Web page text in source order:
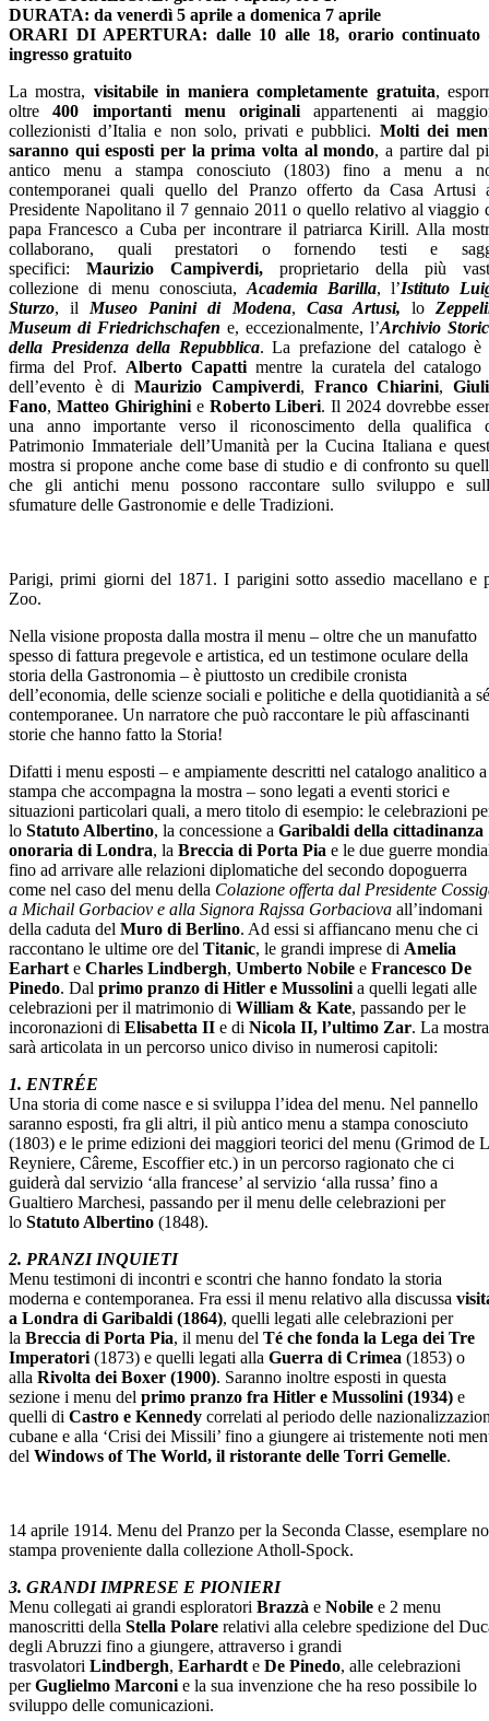
DURATA: da venerdì 5 aprile a domenica 7 aprile
ORARI DI APERTURA: dalle 10 alle 18, orario continuato
ingresso gratuito
La mostra, visitabile in maniera completamente gratuita,
oltre400 importanti menu originali appartenenti ai
collezionisti d’Italia e non solo, privati e pubblici. Molti dei
saranno qui esposti per la prima volta al mondo, a partire dal
antico menu a stampa conosciuto (1803) fino a menu a
contemporanei quali quello del Pranzo offerto da Casa Artusi
Presidente Napolitano il 7 gennaio 2011 o quello relativo al viaggio
papa Francesco a Cuba per incontrare il patriarca Kirill. Alla
collaborano, quali prestatori o fornendo testi e
specifici: Maurizio Campiverdi, proprietario della più
collezione di menu conosciuta, Academia Barilla, l’Istituto
Sturzo, il Museo Panini di Modena, Casa Artusi, lo
Museum di Friedrichschafen e, eccezionalmente, l’Archivio
della Presidenza della Repubblica. La prefazione del catalogo è
firma del Prof. Alberto Capatti mentre la curatela del catalogo
dell’evento è di Maurizio Campiverdi, Franco Chiarini,
Fano, Matteo Ghirighinie Roberto Liberi. Il 2024 dovrebbe
una anno importante verso il riconoscimento della qualifica
Patrimonio Immateriale dell’Umanità per la Cucina Italiana e
mostra si propone anche come base di studio e di confronto su
che gli antichi menu possono raccontare sullo sviluppo e
sfumature delle Gastronomie e delle Tradizioni.
Parigi, primi giorni del 1871. I parigini sotto assedio macellano e
Zoo.
Nella visione proposta dalla mostra il menu – oltre che un manufatto
spesso di fattura pregevole e artistica, ed un testimone oculare della
storia della Gastronomia – è piuttosto un credibile cronista
dell’economia, delle scienze sociali e politiche e della quotidianità a sé
contemporanee. Un narratore che può raccontare le più affascinanti
storie che hanno fatto la Storia!
Difatti i menu esposti – e ampiamente descritti nel catalogo analitico a
stampa che accompagna la mostra – sono legati a eventi storici e
situazioni particolari quali, a mero titolo di esempio: le celebrazioni
lo Statuto Albertino, la concessione a Garibaldi della cittadinanza
onoraria di Londra, la Breccia di Porta Pia e le due guerre
fino ad arrivare alle relazioni diplomatiche del secondo dopoguerra
come nel caso del menu della Colazione offerta dal Presidente
a Michail Gorbaciov e alla Signora Rajssa Gorbaciova all’indomani
della caduta del Muro di Berlino. Ad essi si affiancano menu che ci
raccontano le ultime ore del Titanic, le grandi imprese di Amelia
Earhart e Charles Lindbergh, Umberto Nobile e Francesco De
Pinedo. Dal primo pranzo di Hitler e Mussolini a quelli legati alle
celebrazioni per il matrimonio di William & Kate, passando per le
incoronazioni di Elisabetta II e di Nicola II, l’ultimo Zar. La mostra
sarà articolata in un percorso unico diviso in numerosi capitoli:
1. ENTRÉE
Una storia di come nasce e si sviluppa l’idea del menu. Nel pannello
saranno esposti, fra gli altri, il più antico menu a stampa conosciuto
(1803) e le prime edizioni dei maggiori teorici del menu (Grimod de
Reyniere, Câreme, Escoffier etc.) in un percorso ragionato che ci
guiderà dal servizio ‘alla francese’ al servizio ‘alla russa’ fino a
Gualtiero Marchesi, passando per il menu delle celebrazioni per
lo Statuto Albertino (1848).
2. PRANZI INQUIETI
Menu testimoni di incontri e scontri che hanno fondato la storia
moderna e contemporanea. Fra essi il menu relativo alla discussa
a Londra di Garibaldi (1864), quelli legati alle celebrazioni per
la Breccia di Porta Pia, il menu del Té che fonda la Lega dei Tre
Imperatori (1873) e quelli legati alla Guerra di Crimea (1853) o
alla Rivolta dei Boxer (1900). Saranno inoltre esposti in questa
sezione i menu del primo pranzo fra Hitler e Mussolini (1934) e
quelli di Castro e Kennedy correlati al periodo delle
cubane e alla ‘Crisi dei Missili’ fino a giungere ai tristemente noti
del Windows of The World, il ristorante delle Torri Gemelle.
14 aprile 1914. Menu del Pranzo per la Seconda Classe, esemplare
stampa proveniente dalla collezione Atholl-Spock.
3. GRANDI IMPRESE E PIONIERI
Menu collegati ai grandi esploratori Brazzà e Nobile e 2 menu
manoscritti della Stella Polare relativi alla celebre spedizione del
degli Abruzzi fino a giungere, attraverso i grandi
trasvolatori Lindbergh, Earhardt e De Pinedo, alle celebrazioni
perGuglielmo Marconi e la sua invenzione che ha reso possibile lo
sviluppo delle comunicazioni.